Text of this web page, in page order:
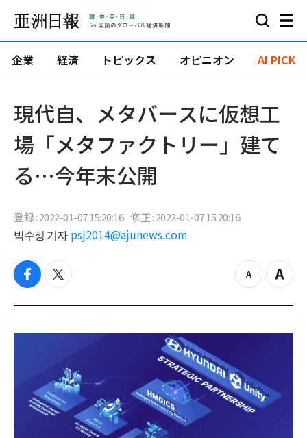
企業 経済 トピックス オピニオン AI PICK
​現代自、メタバースに仮想工
場「メタファクトリー」建て
る…今年末公開
登録 : 2022-01-07 15:20:16 修正 : 2022-01-07 15:20:16
박수정 기자 psj2014@ajunews.com
f
c
b
t
i
t
z
o
o
Z
o
i
n